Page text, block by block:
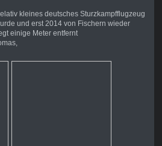
kleines deutsches Sturzkampfflugzeug
und erst 2014 von Fischern wieder
einige Meter entfernt